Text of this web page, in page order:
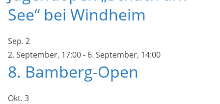
See“ bei Windheim
Sep. 2
2. September, 17:00- 6. September, 14:00
8. Bamberg-Open
Okt. 3